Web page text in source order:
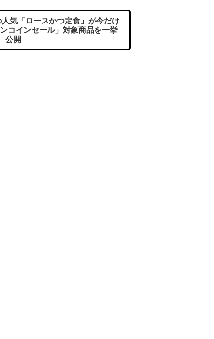
気「ロースかつ定食」が今だけ
コインセール」対象商品を一挙
公開